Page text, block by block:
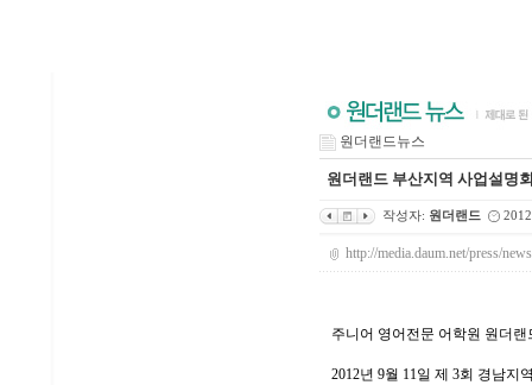
원더랜드뉴스
원더랜드 부산지역 사업설명
작성자: 원더랜드
http://media.daum.net/press/
주니어 영어전문 어학원 원더랜
2012년 9월 11일 제 3회 경남지